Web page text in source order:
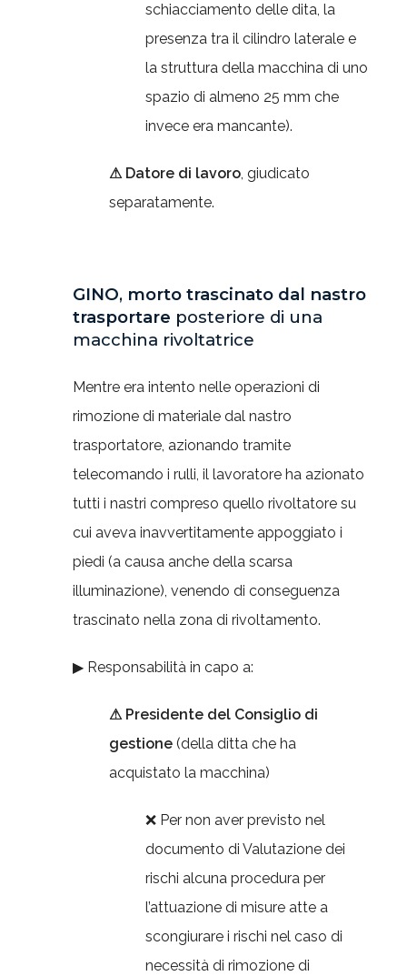
schiacciamento delle dita, la
presenza tra il cilindro laterale e
la struttura della macchina di uno
spazio di almeno 25 mm che
invece era mancante).
⚠ Datore di lavoro, giudicato
separatamente.
GINO, morto trascinato dal nastro
trasportare posteriore di una
macchina rivoltatrice
Mentre era intento nelle operazioni di
rimozione di materiale dal nastro
trasportatore, azionando tramite
telecomando i rulli, il lavoratore ha azionato
tutti i nastri compreso quello rivoltatore su
cui aveva inavvertitamente appoggiato i
piedi (a causa anche della scarsa
illuminazione), venendo di conseguenza
trascinato nella zona di rivoltamento.
▶ Responsabilità in capo a:
⚠ Presidente del Consiglio di
gestione (della ditta che ha
acquistato la macchina)
❌ Per non aver previsto nel
documento di Valutazione dei
rischi alcuna procedura per
l’attuazione di misure atte a
scongiurare i rischi nel caso di
necessità di rimozione di